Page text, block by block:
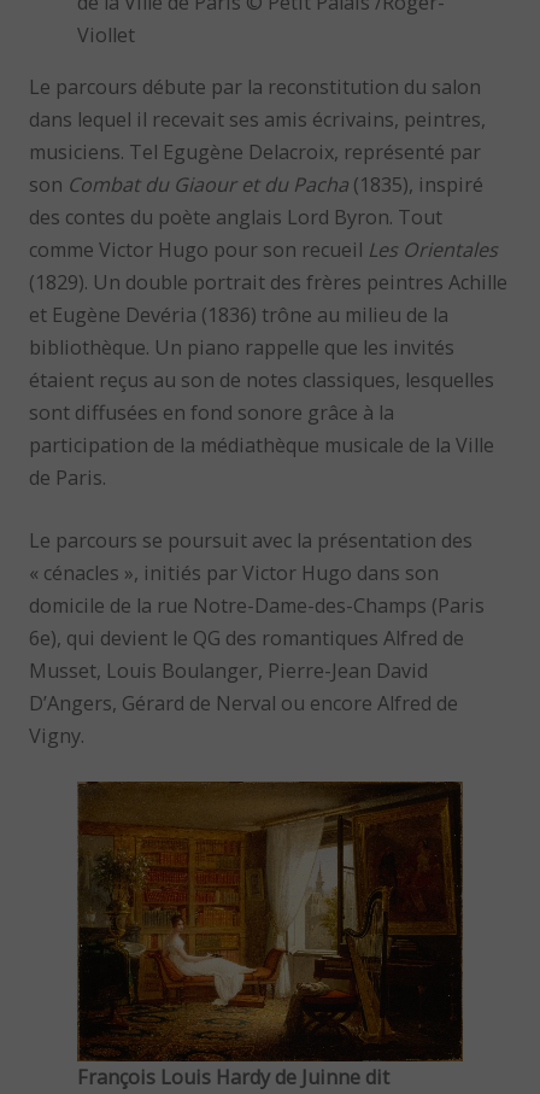
Viollet
Le parcours débute par la reconstitution du salon
dans lequel il recevait ses amis écrivains, peintres,
musiciens. Tel Egugène Delacroix, représenté par
son Combat du Giaour et du Pacha (1835), inspiré
des contes du poète anglais Lord Byron. Tout
comme Victor Hugo pour son recueil Les Orientales
(1829). Un double portrait des frères peintres Achille
et Eugène Devéria (1836) trône au milieu de la
bibliothèque. Un piano rappelle que les invités
étaient reçus au son de notes classiques, lesquelles
sont diffusées en fond sonore grâce à la
participation de la médiathèque musicale de la Ville
de Paris.
Le parcours se poursuit avec la présentation des
« cénacles », initiés par Victor Hugo dans son
domicile de la rue Notre-Dame-des-Champs (Paris
6e), qui devient le QG des romantiques Alfred de
Musset, Louis Boulanger, Pierre-Jean David
D’Angers, Gérard de Nerval ou encore Alfred de
Vigny.
François Louis Hardy de Juinne dit